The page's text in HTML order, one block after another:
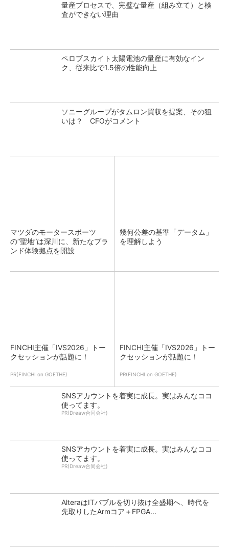
量産プロセスで、完璧な量産（組み立て）と検
査ができない理由
ペロブスカイト太陽電池の量産に有効なイン
ク、従来比で1.5倍の性能向上
ソニーグループがタムロン買収を提案、その狙
いは？ CFOがコメント
マツダのモータースポーツ
の“聖地”は深川に、新たなブラ
ンド体験拠点を開設
幾何公差の基準「データム」
を理解しよう
FINCHI主催「IVS2026」トー
クセッションが話題に！
PR(FINCHI on GOETHE)
FINCHI主催「IVS2026」トー
クセッションが話題に！
PR(FINCHI on GOETHE)
SNSアカウントを着実に成長。実はみんなココ
使ってます。
PR(Dreaw合同会社)
SNSアカウントを着実に成長。実はみんなココ
使ってます。
PR(Dreaw合同会社)
AlteraはITバブルを切り抜け全盛期へ、時代を
先取りしたArmコア＋FPGA...